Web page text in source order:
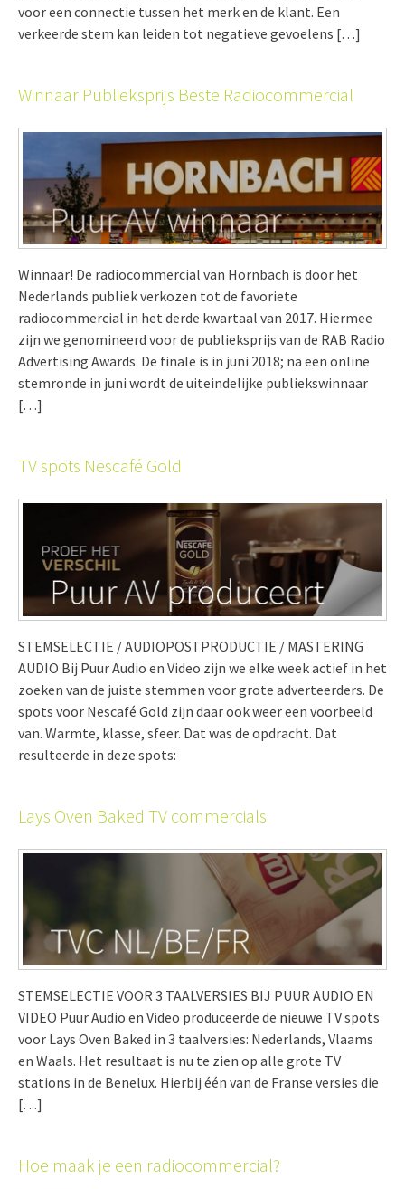
voor een connectie tussen het merk en de klant. Een
verkeerde stem kan leiden tot negatieve gevoelens […]
Winnaar Publieksprijs Beste Radiocommercial
Winnaar! De radiocommercial van Hornbach is door het
Nederlands publiek verkozen tot de favoriete
radiocommercial in het derde kwartaal van 2017. Hiermee
zijn we genomineerd voor de publieksprijs van de RAB Radio
Advertising Awards. De finale is in juni 2018; na een online
stemronde in juni wordt de uiteindelijke publiekswinnaar
[…]
TV spots Nescafé Gold
STEMSELECTIE / AUDIOPOSTPRODUCTIE / MASTERING
AUDIO Bij Puur Audio en Video zijn we elke week actief in het
zoeken van de juiste stemmen voor grote adverteerders. De
spots voor Nescafé Gold zijn daar ook weer een voorbeeld
van. Warmte, klasse, sfeer. Dat was de opdracht. Dat
resulteerde in deze spots:
Lays Oven Baked TV commercials
STEMSELECTIE VOOR 3 TAALVERSIES BIJ PUUR AUDIO EN
VIDEO Puur Audio en Video produceerde de nieuwe TV spots
voor Lays Oven Baked in 3 taalversies: Nederlands, Vlaams
en Waals. Het resultaat is nu te zien op alle grote TV
stations in de Benelux. Hierbij één van de Franse versies die
[…]
Hoe maak je een radiocommercial?